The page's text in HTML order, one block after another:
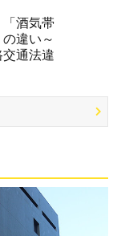
酒気帯
違い～
通法違